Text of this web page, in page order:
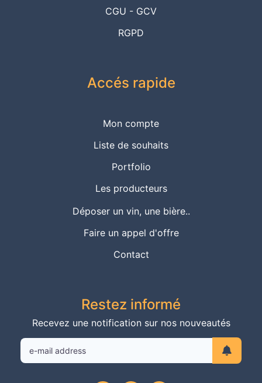
CGU - GCV
RGPD
Accés rapide
Mon compte
Liste de souhaits
Portfolio
Les producteurs
Déposer un vin, une bière..
Faire un appel d'offre
Contact
Restez informé
Recevez une notification sur nos nouveautés